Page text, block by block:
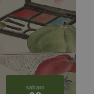
sabato